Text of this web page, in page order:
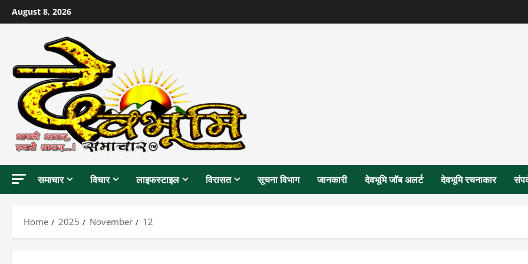
Skip
to
August 8, 2026
समाचार विचार लाइफस्टाइल विरासत सूचना विभाग जानकारी देवभूमि जॉब अलर्ट देवभूमि रचनाकार
Home 2025 November 12